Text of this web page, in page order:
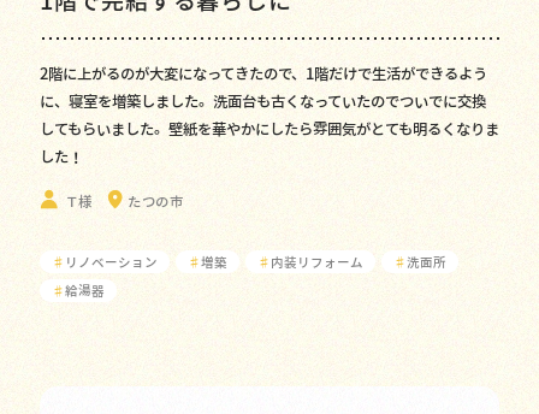
2階に上がるのが大変になってきたので、1階だけで生活ができるよう
に、寝室を増築しました。洗面台も古くなっていたのでついでに交換
してもらいました。壁紙を華やかにしたら雰囲気がとても明るくなりま
した！
Ｔ様 たつの市
♯ リノベーション ♯増築 ♯ 内装リフォーム ♯洗面所
♯給湯器